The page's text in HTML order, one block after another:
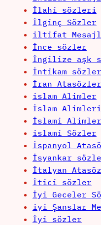
İlahi sözleri
İlginç Sözler
iltifat
İnce sözler
İngilize aşk
İntikam
İran
islam Alimler
İslam Alimleri
İslami Alimler
islami Sözler
İspanyol
İsyankar
İtalyan
İtici sözler
İyi Geceler
iyi Şanslar
İyi sözler